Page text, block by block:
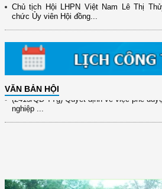
Chủ tịch Hội LHPN Việt Nam Lê Thị
chức Ủy viên Hội đồng...
VĂN BẢN HỘI
(898/KH/ĐCT) Kế hoạch thực hiện Quyết
31/10/2025 ...
xây dựng ...
(891/KH-ĐCT) Kế hoạch thực hiện Nghị
9/9/2025 của Bộ ...
(2415/QĐ-TTg) Quyết định về việc phê
nghiệp ...